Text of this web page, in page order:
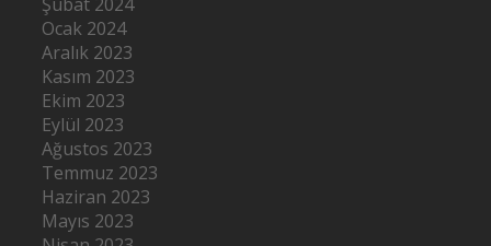
Ocak 2024
Aralık 2023
Kasım 2023
Ekim 2023
Eylül 2023
Ağustos 2023
Temmuz 2023
Haziran 2023
Mayıs 2023